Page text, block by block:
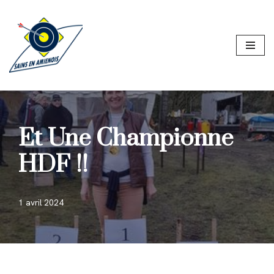
Aller
contenu
Et Une Championne
HDF !!
1 avril 2024